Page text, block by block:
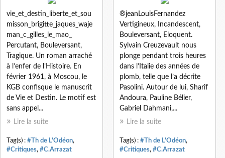
vie_et_destin_liberte_et_sou
misson_brigitte_jaques_waje
man_c_gilles_le_mao_
Percutant, Bouleversant,
Tragique. Un roman arraché
à l’enfer de l’Histoire. En
février 1961, à Moscou, le
KGB confisque le manuscrit
de Vie et Destin. Le motif est
sans appel...
Lire la suite
Tag(s) : #Th de L'Odéon,
#Critiques, #C.Arrazat
®jeanLouisFernandez
Vertigineux, Incandescent,
Bouleversant, Eloquent.
Sylvain Creuzevault nous
plonge pendant trois heures
dans l’Italie des années de
plomb, telle que l’a décrite
Pasolini. Autour de lui, Sharif
Andoura, Pauline Bélier,
Gabriel Dahmani,...
Lire la suite
Tag(s) : #Th de L'Odéon,
#Critiques, #C.Arrazat